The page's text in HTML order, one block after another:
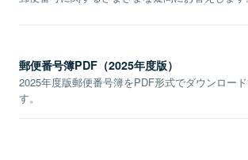
郵便番号簿PDF（2025年度版）
2025年度版郵便番号簿をPDF形式でダウンロー
す。